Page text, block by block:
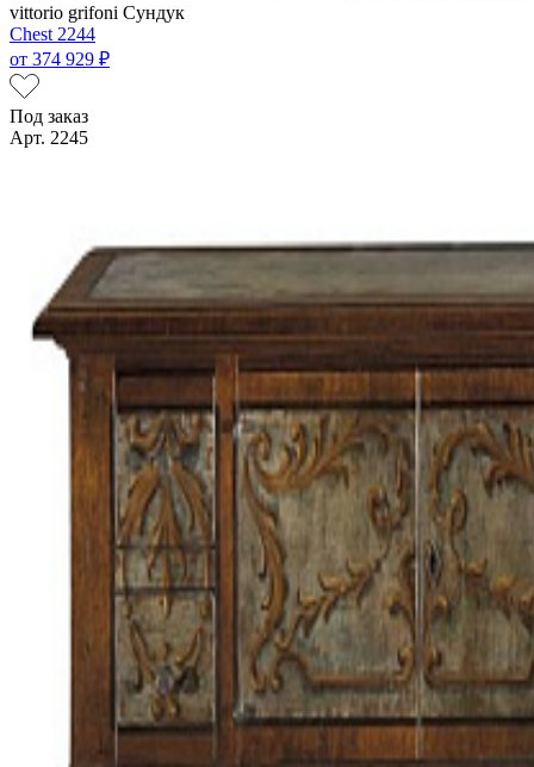
vittorio grifoni Сундук
Chest 2244
от 374 929 ₽
Под заказ
Арт. 2245